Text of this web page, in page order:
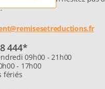
444*
09h00 - 21h00
- 17h00
fériés